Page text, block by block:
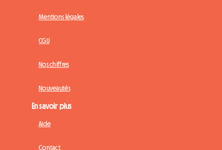
Mentions légales
CGU
Nos chiffres
Nouveautés
En savoir plus
Aide
Contact